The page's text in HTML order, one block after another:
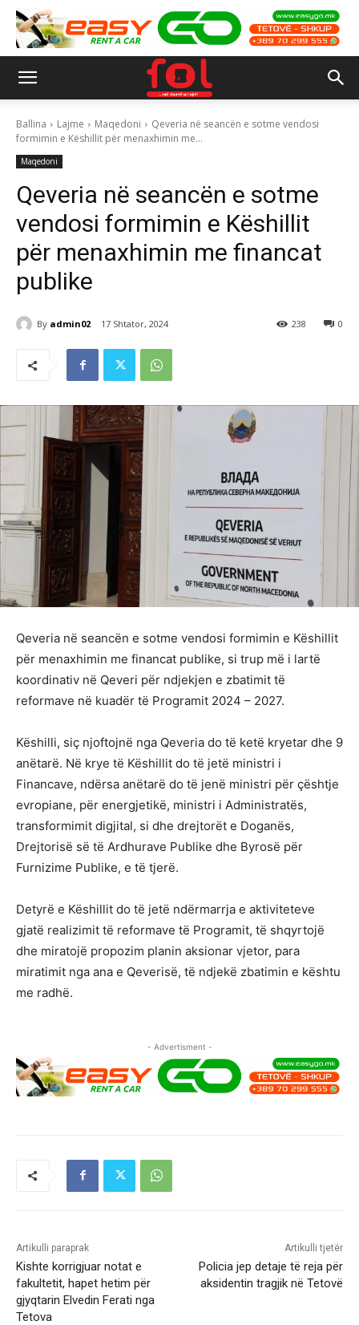
Ballina Lajme Maqedoni
Qeveria në seancën e sotme vendosi
formimin e Këshillit për menaxhimin me...
Maqedoni
Qeveria në seancën e sotme
vendosi formimin e Këshillit
për menaxhimin me financat
publike
By admin02 17 Shtator, 2024 0
238
Qeveria në seancën e sotme vendosi formimin e Këshillit
për menaxhimin me financat publike, si trup më i lartë
koordinativ në Qeveri për ndjekjen e zbatimit të
reformave në kuadër të Programit 2024 – 2027.
Këshilli, siç njoftojnë nga Qeveria do të ketë kryetar dhe 9
anëtarë. Në krye të Këshillit do të jetë ministri i
Financave, ndërsa anëtarë do të jenë ministri për çështje
evropiane, për energjetikë, ministri i Administratës,
transformimit digjital, si dhe drejtorët e Doganës,
Drejtorisë së të Ardhurave Publike dhe Byrosë për
Furnizime Publike, e të tjerë.
Detyrë e Këshillit do të jetë ndërmarrja e aktiviteteve
gjatë realizimit të reformave të Programit, të shqyrtojë
dhe miratojë propozim planin aksionar vjetor, para
miratimit nga ana e Qeverisë, të ndjekë zbatimin e kështu
me radhë.
- Advertisment -
Artikulli paraprak
Kishte korrigjuar notat e
fakultetit, hapet hetim për
gjyqtarin Elvedin Ferati nga
Tetova
Artikulli tjetër
Policia jep detaje të reja për
aksidentin tragjik në Tetovë